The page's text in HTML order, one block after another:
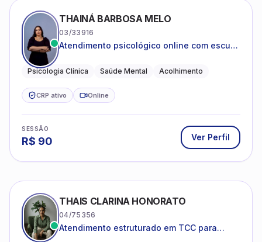
THAINÁ BARBOSA MELO
03/33916
Atendimento psicológico online com escuta
emocional
Psicologia Clínica Saúde Mental Acolhimento
CRP ativo Online
SESSÃO
R$ 90 Ver Perfil
THAIS CLARINA HONORATO
04/75356
Atendimento estruturado em TCC para